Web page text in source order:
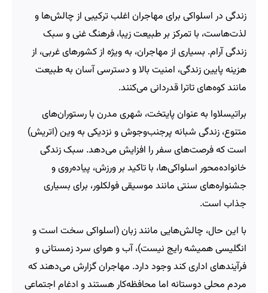
زندگی در اسلواکی برای مهاجران اغلب ترکیبی از چالش‌ها و
لذت‌هاست، با تمرکز بر طبیعت زیبا، فرهنگ غنی و سبک
زندگی آرام. بسیاری از مهاجران، به ویژه از کشورهای غربی، از
هزینه پایین زندگی، امنیت بالا و دسترسی آسان به طبیعت
مانند کوه‌های تاترا قدردانی می‌کنند.
براتیسلاوا به عنوان پایتخت، شهری مدرن با رستوران‌های
متنوع، زندگی شبانه پرجنب‌وجوش و نزدیکی به وین (اتریش)
است که فرصت‌های سفر را افزایش می‌دهد. سبک زندگی
خانواده‌محور اسلواکی‌ها، با تاکید بر ورزش، پیاده‌روی و
جشنواره‌های سنتی مانند موسیقی فولکلور، برای بسیاری
جذاب است.
با این حال، چالش‌هایی مانند زبان (اسلواکی سخت است و
انگلیسی همیشه رایج نیست)، آب و هوای سرد زمستانی و
فرآیندهای اداری کند وجود دارد. مهاجران گزارش می‌دهند که
مردم محلی دوستانه اما محافظه‌کار هستند و ادغام اجتماعی